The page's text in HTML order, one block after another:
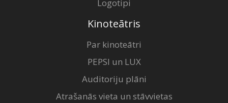
Logotipi
Kinoteātris
Par kinoteātri
PEPSI un LUX
Auditoriju plāni
Atrašanās vieta un stāvvietas